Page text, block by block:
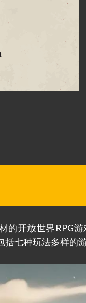
的开放世界RPG
七种玩法多样的